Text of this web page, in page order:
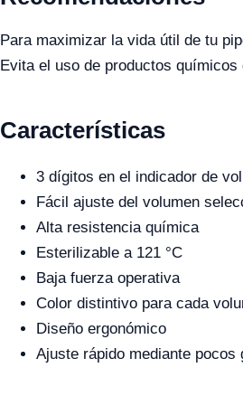
Para maximizar la vida útil de tu
Evita el uso de productos
Características
3 dígitos en el indicador de
Fácil ajuste del volumen
Alta resistencia química
Esterilizable a 121 °C
Baja fuerza operativa
Color distintivo para cada
Diseño ergonómico
Ajuste rápido mediante pocos